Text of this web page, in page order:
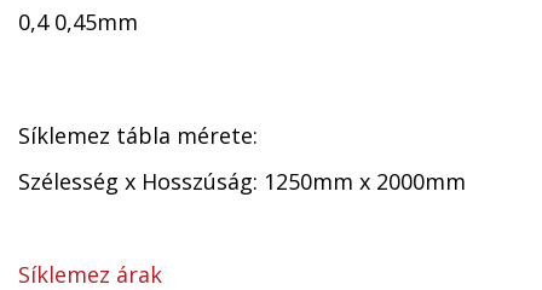
0,4 0,45mm
Síklemez tábla mérete:
Szélesség x Hosszúság: 1250mm x 2000mm
Síklemez árak